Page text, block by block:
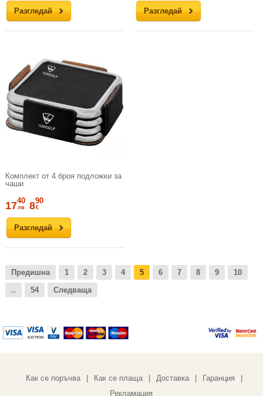
Разгледай Разгледай
Комплект от 4 броя подложки за
чаши
Разгледай
1740
лв 890
€
Предишна 1 2 3 4 5 6 7 8 9
10
..
54 Следваща
Как се поръчва Как се плаща Доставка Гаранция
Рекламация